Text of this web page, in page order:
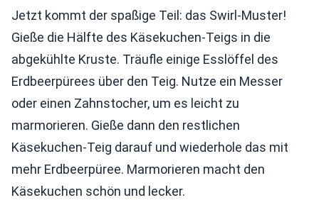
Jetzt kommt der spaßige Teil: das Swirl-Muster!
Gieße die Hälfte des Käsekuchen-Teigs in die
abgekühlte Kruste. Träufle einige Esslöffel des
Erdbeerpürees über den Teig. Nutze ein Messer
oder einen Zahnstocher, um es leicht zu
marmorieren. Gieße dann den restlichen
Käsekuchen-Teig darauf und wiederhole das mit
mehr Erdbeerpüree. Marmorieren macht den
Käsekuchen schön und lecker.